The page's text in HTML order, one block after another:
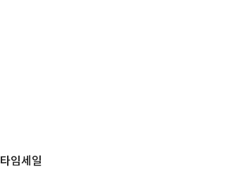
타임세일